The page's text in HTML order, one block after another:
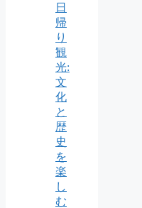
日
帰
り
観
光:
文
化
と
歴
史
を
楽
し
む